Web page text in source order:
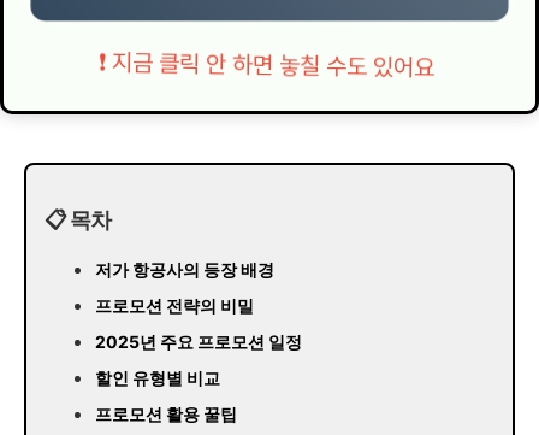
❗ 지금 클릭 안 하면 놓칠 수도 있어요
📋 목차
저가 항공사의 등장 배경
프로모션 전략의 비밀
2025년 주요 프로모션 일정
할인 유형별 비교
프로모션 활용 꿀팁